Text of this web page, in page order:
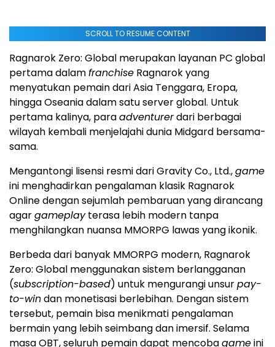
SCROLL TO RESUME CONTENT
Ragnarok Zero: Global merupakan layanan PC global
pertama dalamfranchise Ragnarok yang
menyatukan pemain dari Asia Tenggara, Eropa,
hingga Oseania dalam satu server global. Untuk
pertama kalinya, paraadventurerdari berbagai
wilayah kembali menjelajahi dunia Midgard bersama-
sama.
Mengantongi lisensi resmi dari Gravity Co., Ltd.,game
ini menghadirkan pengalaman klasik Ragnarok
Online dengan sejumlah pembaruan yang dirancang
agargameplayterasa lebih modern tanpa
menghilangkan nuansa MMORPG lawas yang ikonik.
Berbeda dari banyak MMORPG modern, Ragnarok
Zero: Global menggunakan sistem berlangganan
(subscription-based) untuk mengurangi unsurpay-
to-windan monetisasi berlebihan. Dengan sistem
tersebut, pemain bisa menikmati pengalaman
bermain yang lebih seimbang dan imersif. Selama
masa OBT, seluruh pemain dapat mencobagameini